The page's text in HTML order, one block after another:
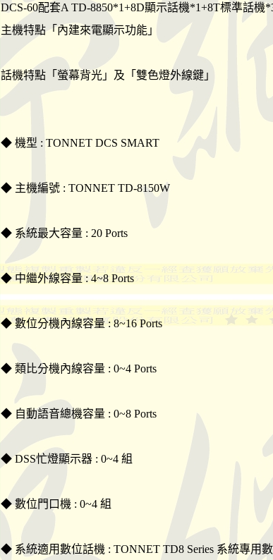
DCS-60配套A TD-8850*1+8D顯示話機*1+8T標準話機
主機特點「內建來電顯示功能」
話機特點「螢幕背光」及「雙色燈外線鍵」
◆ 機型 : TONNET DCS SMART
◆ 主機編號 : TONNET TD-8150W
◆ 系統最大容量 : 20 Ports
◆ 中繼外線容量 : 4~8 Ports
◆ 數位分機內線容量 : 8~16 Ports
◆ 類比分機內線容量 : 0~4 Ports
◆ 自動語音總機容量 : 0~8 Ports
◆ DSS忙燈顯示器 : 0~4 組
◆ 數位門口機 : 0~4 組
◆ 系統適用數位話機 : TONNET TD8 Series 系統專用